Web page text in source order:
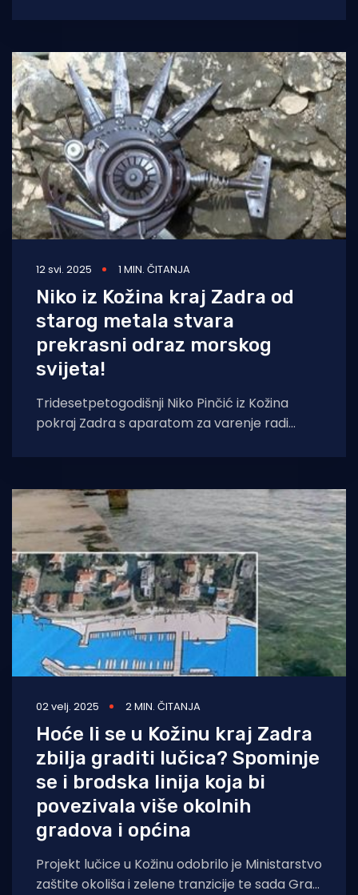
monografija "Kožino – temeljne
12 svi. 2025 1 MIN. ČITANJA
Niko iz Kožina kraj Zadra od
starog metala stvara
prekrasni odraz morskog
svijeta!
Tridesetpetogodišnji Niko Pinčić iz Kožina
pokraj Zadra s aparatom za varenje radi
zrakoplovni je
02 velj. 2025 2 MIN. ČITANJA
Hoće li se u Kožinu kraj Zadra
zbilja graditi lučica? Spominje
se i brodska linija koja bi
povezivala više okolnih
gradova i općina
Projekt lučice u Kožinu odobrilo je Ministarstvo
zaštite okoliša i zelene tranzicije te sada Grad